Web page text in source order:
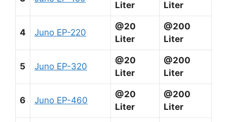
Liter Liter
4 Juno EP-220
@20
Liter
@200
Liter
5 Juno EP-320
@20
Liter
@200
Liter
6 Juno EP-460
@20
Liter
@200
Liter